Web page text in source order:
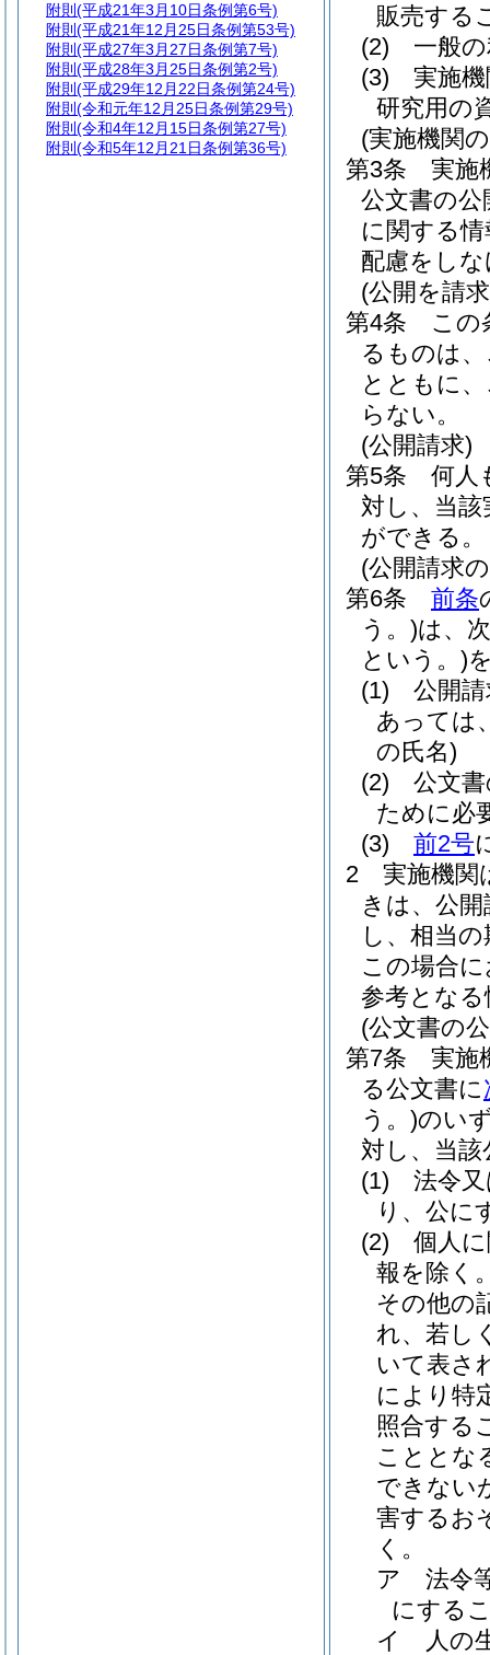
販売する
(2)
一般
(3)
実施
研究用の
(実施機関
第3条
実施
公文書の
に関する
配慮をし
(公開を請
第4条
この
るものは
とともに
らない。
(公開請求)
第5条
何人
対し、当
ができる。
(公開請求
第6条
前条
う。)は、
という。)
(1)
公開
あっては
の氏名)
(2)
公文
ために必
(3)
前2号
2
実施機関
きは、公
し、相当
この場合
参考とな
(公文書の
第7条
実施
る公文書に
う。)のい
対し、当
(1)
法令
り、公に
(2)
個人
報を除く
その他の
れ、若し
いて表さ
により特
照合する
こととな
できない
害するお
く。
ア
法令
にする
イ
人の
附則 (平成21年3月10日条例第6号)
附則 (平成21年12月25日条例第53号)
附則 (平成27年3月27日条例第7号)
附則 (平成28年3月25日条例第2号)
附則 (平成29年12月22日条例第24号)
附則 (令和元年12月25日条例第29号)
附則 (令和4年12月15日条例第27号)
附則 (令和5年12月21日条例第36号)